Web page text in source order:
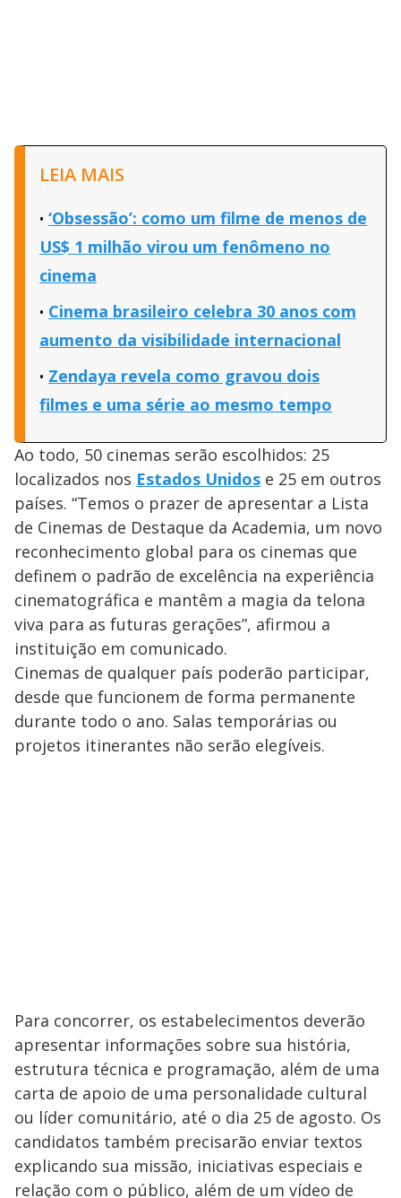
LEIA MAIS
‘Obsessão’: como um filme de menos de
US$ 1 milhão virou um fenômeno no
cinema
Cinema brasileiro celebra 30 anos com
aumento da visibilidade internacional
Zendaya revela como gravou dois
filmes e uma série ao mesmo tempo
Ao todo, 50 cinemas serão escolhidos: 25
localizados nos Estados Unidos e 25 em outros
países. “Temos o prazer de apresentar a Lista
de Cinemas de Destaque da Academia, um novo
reconhecimento global para os cinemas que
definem o padrão de excelência na experiência
cinematográfica e mantêm a magia da telona
viva para as futuras gerações”, afirmou a
instituição em comunicado.
Cinemas de qualquer país poderão participar,
desde que funcionem de forma permanente
durante todo o ano. Salas temporárias ou
projetos itinerantes não serão elegíveis.
Para concorrer, os estabelecimentos deverão
apresentar informações sobre sua história,
estrutura técnica e programação, além de uma
carta de apoio de uma personalidade cultural
ou líder comunitário, até o dia 25 de agosto. Os
candidatos também precisarão enviar textos
explicando sua missão, iniciativas especiais e
relação com o público, além de um vídeo de